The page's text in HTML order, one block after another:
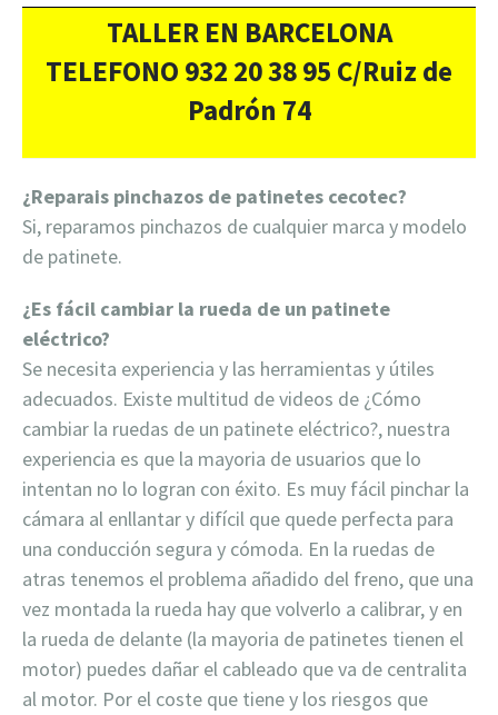
TALLER EN BARCELONA
TELEFONO 932 20 38 95 C/Ruiz de
Padrón 74
¿Reparais pinchazos de patinetes cecotec?
Si, reparamos pinchazos de cualquier marca y modelo
de patinete.
¿Es fácil cambiar la rueda de un patinete
eléctrico?
Se necesita experiencia y las herramientas y útiles
adecuados. Existe multitud de videos de ¿Cómo
cambiar la ruedas de un patinete eléctrico?, nuestra
experiencia es que la mayoria de usuarios que lo
intentan no lo logran con éxito. Es muy fácil pinchar la
cámara al enllantar y difícil que quede perfecta para
una conducción segura y cómoda. En la ruedas de
atras tenemos el problema añadido del freno, que una
vez montada la rueda hay que volverlo a calibrar, y en
la rueda de delante (la mayoria de patinetes tienen el
motor) puedes dañar el cableado que va de centralita
al motor. Por el coste que tiene y los riesgos que